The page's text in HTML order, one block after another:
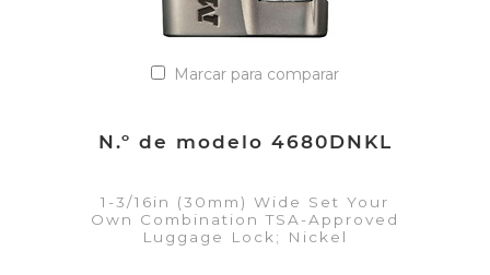
Marcar para comparar
N.º de modelo 4680DNKL
1-3/16in (30mm) Wide Set Your
Own Combination TSA-Approved
Luggage Lock; Nickel